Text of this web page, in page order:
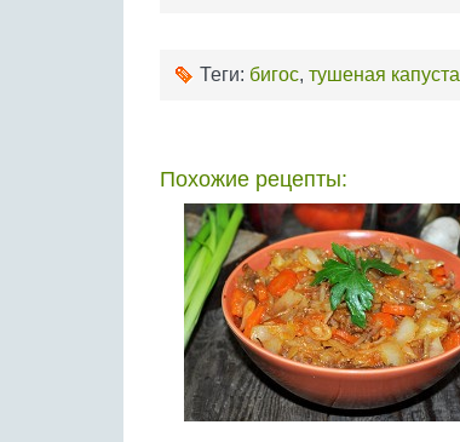
Теги: бигос, тушеная капуста
Похожие рецепты: